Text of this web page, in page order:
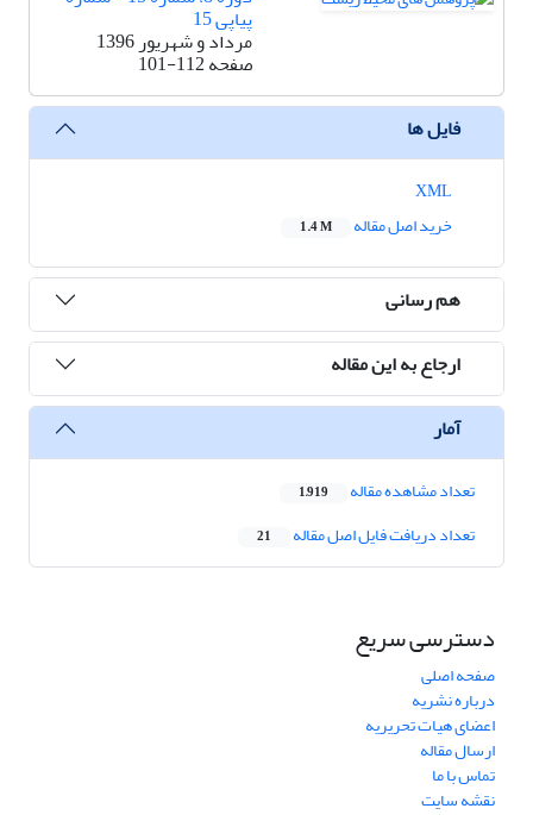
پیاپی 15
مرداد و شهریور 1396
صفحه101-112
فایل ها
خرید اصل مقاله
1.4 M
هم رسانی
ارجاع به این مقاله
آمار
تعداد مشاهده مقاله 1,919
تعداد دریافت فایل اصل مقاله 21
دسترسی سریع
صفحه اصلی
درباره نشریه
اعضای هیات تحریریه
ارسال مقاله
تماس با ما
نقشه سایت